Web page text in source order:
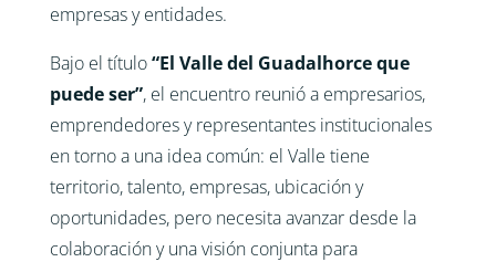
empresas y entidades.
Bajo el título“El Valle del Guadalhorce que
puede ser”, el encuentro reunió a empresarios,
emprendedores y representantes institucionales
en torno a una idea común: el Valle tiene
territorio, talento, empresas, ubicación y
oportunidades, pero necesita avanzar desde la
colaboración y una visión conjunta para